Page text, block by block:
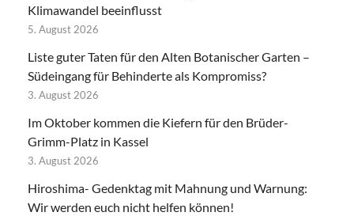
Klimawandel beeinflusst
5. August 2026
Liste guter Taten für den Alten Botanischer Garten –
Südeingang für Behinderte als Kompromiss?
3. August 2026
Im Oktober kommen die Kiefern für den Brüder-
Grimm-Platz in Kassel
3. August 2026
Hiroshima- Gedenktag mit Mahnung und Warnung:
Wir werden euch nicht helfen können!